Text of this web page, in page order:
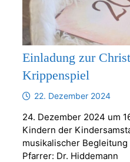
Einladung zur
Krippenspiel
22. Dezember 2024
24. Dezember 2024 um
Kindern der
musikalischer
Pfarrer: Dr. Hiddemann